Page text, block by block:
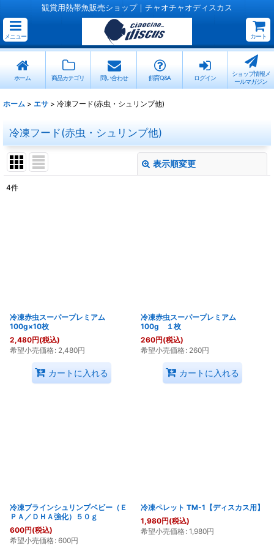
観賞用熱帯魚販売ショップ｜チャオチャオディスカス
メニュー カート
ホーム 商品カテゴリ 問い合わせ 飼育Q&A ログイン
ショップ情報メ
ールマガジン
ホーム > エサ > 冷凍フード(赤虫・シュリンプ他)
冷凍フード(赤虫・シュリンプ他)
表示順変更
4件
冷凍赤虫スーパープレミアム
100g×10枚
2,480円(税込)
希望小売価格: 2,480円
カートに入れる
冷凍赤虫スーパープレミアム
100g １枚
260円(税込)
希望小売価格: 260円
カートに入れる
冷凍ブラインシュリンプベビー（Ｅ
ＰＡ／ＤＨＡ強化）５０ｇ
600円(税込)
希望小売価格: 600円
冷凍ペレット TM-1【ディスカス用】
1,980円(税込)
希望小売価格: 1,980円